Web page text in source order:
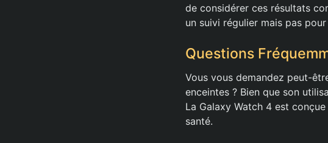
de considérer ces résultats
un suivi régulier mais pas
Questions
Vous vous demandez peut-
enceintes ? Bien que son
La Galaxy Watch 4 est
santé.